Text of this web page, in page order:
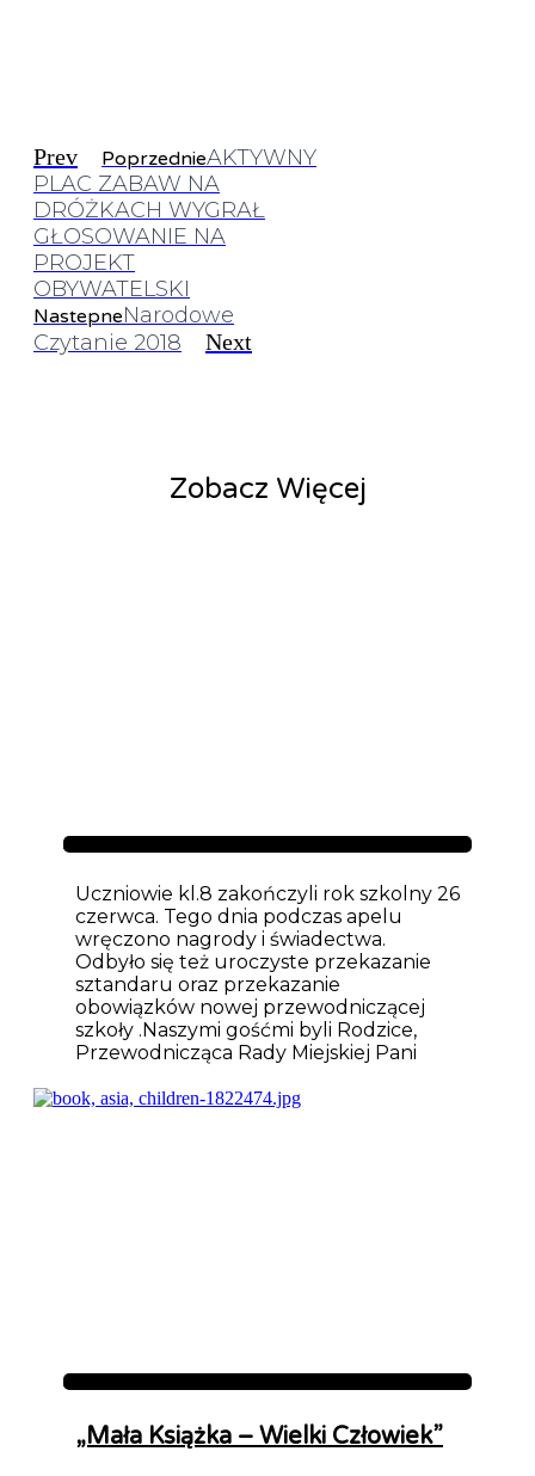
Prev PoprzednieAKTYWNY
PLAC ZABAW NA
DRÓŻKACH WYGRAŁ
GŁOSOWANIE NA
PROJEKT
OBYWATELSKI
NastepneNarodowe
Czytanie 2018
Next
Zobacz Więcej
Aktualności
Uczniowie kl.8 zakończyli rok szkolny 26
czerwca. Tego dnia podczas apelu
wręczono nagrody i świadectwa.
Odbyło się też uroczyste przekazanie
sztandaru oraz przekazanie
obowiązków nowej przewodniczącej
szkoły .Naszymi gośćmi byli Rodzice,
Przewodnicząca Rady Miejskiej Pani
Aktualności
„Mała Książka – Wielki Człowiek”